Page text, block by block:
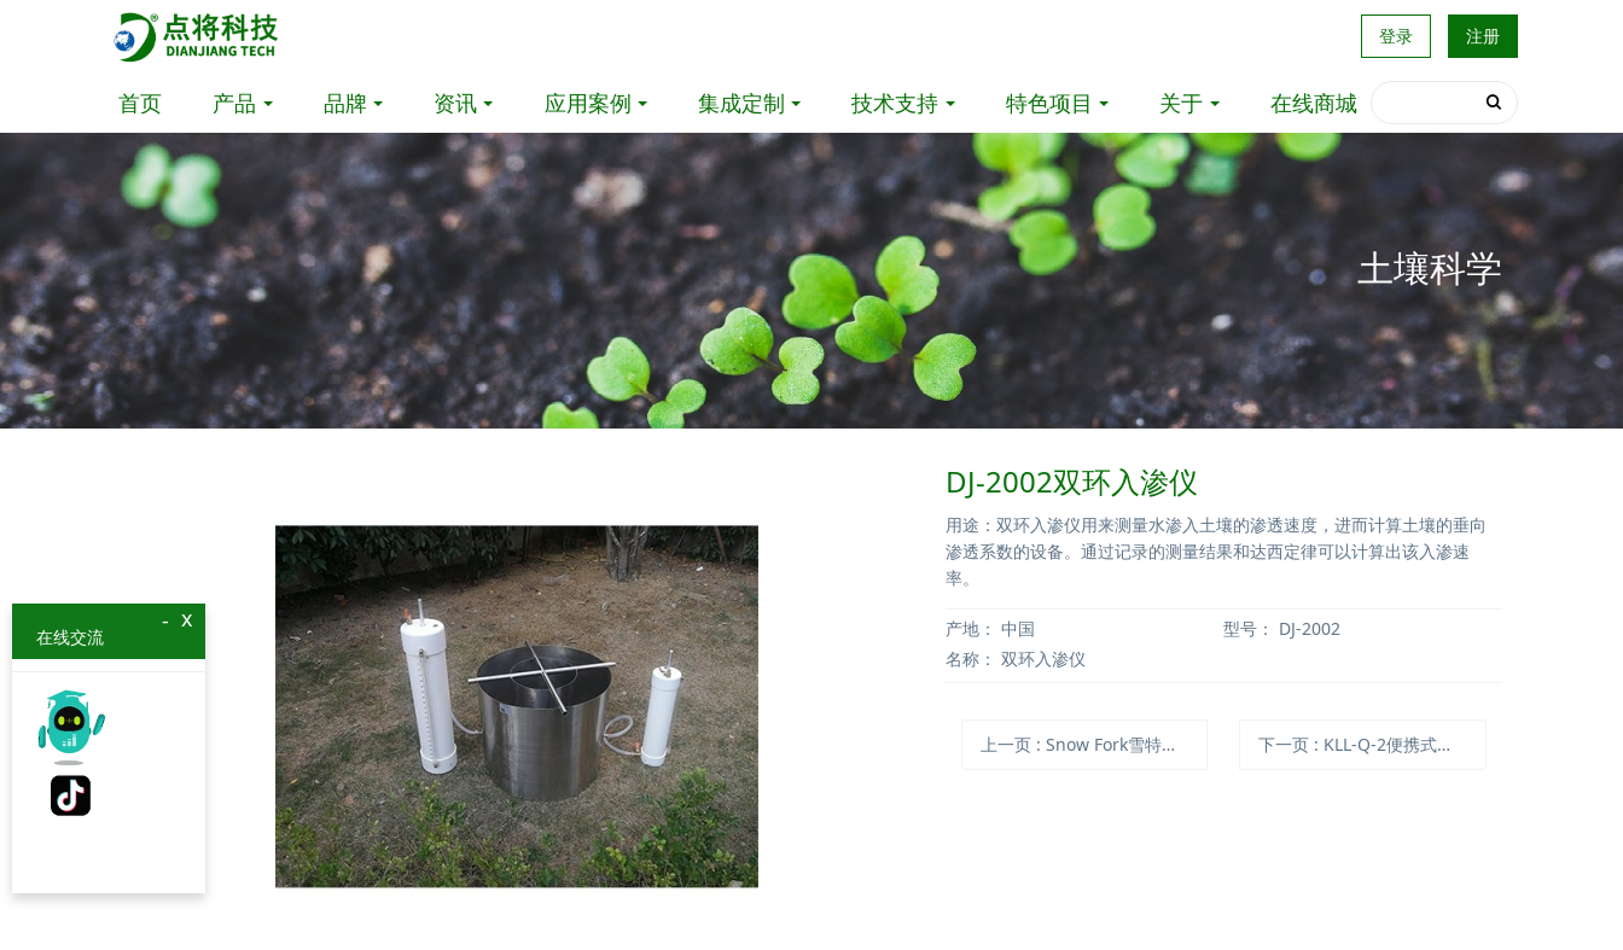
登录 注册
首页 产品 品牌 资讯 应用案例 集成定制 技术支持 特色项目 关于 在线商城
土壤科学
DJ-2002双环入渗仪
用途：双环入渗仪用来测量水渗入土壤的渗透速度，进而计算土壤的垂向
渗透系数的设备。通过记录的测量结果和达西定律可以计算出该入渗速
率。
产地： 中国 型号： DJ-2002
名称： 双环入渗仪
上一页 : Snow Fork雪特性分析仪 下一页 : KLL-Q-2便携式水位、水质测量仪
x
-
在线交流